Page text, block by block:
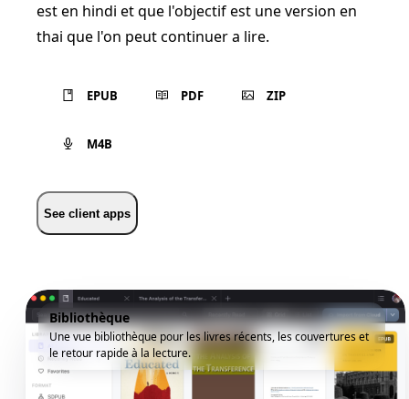
est en hindi et que l'objectif est une version en
thai que l'on peut continuer a lire.
EPUB PDF ZIP
M4B
See client apps
Bibliothèque
Une vue bibliothèque pour les livres récents, les couvertures et
le retour rapide à la lecture.